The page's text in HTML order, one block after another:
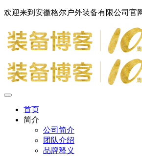
欢迎来到安徽格尔户外装备有限公司官
首页
简介
公司简介
团队介绍
品牌释义